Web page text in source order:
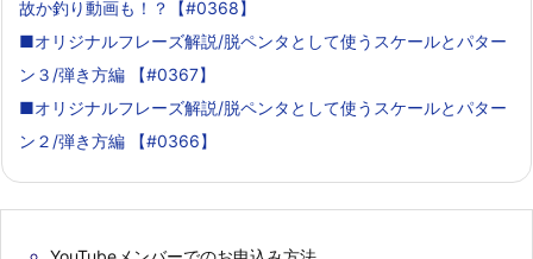
故か釣り動画も！？【#0368】
■オリジナルフレーズ解説/脱ペンタとして使うスケールとパター
ン３/弾き方編 【#0367】
■オリジナルフレーズ解説/脱ペンタとして使うスケールとパター
ン２/弾き方編 【#0366】